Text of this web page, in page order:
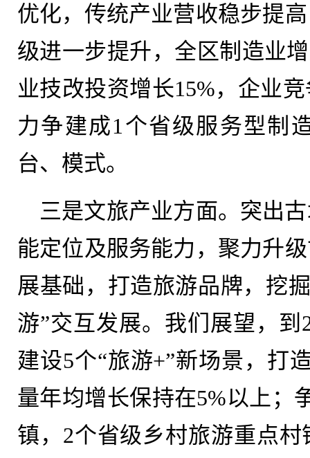
优化，传统产业营收稳步提
级进一步提升，全区制造业
业技改投资增长15%，企业
力争建成1个省级服务型制
台、模式。
三是文旅产业方面。突出
能定位及服务能力，聚力升
展基础，打造旅游品牌，挖
游”交互发展。我们展望，
建设5个“旅游+”新场景，打
量年均增长保持在5%以上；
镇，2个省级乡村旅游重点